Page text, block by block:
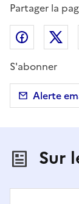
Partager la
Partager
S'abonner
Alerte
Sur